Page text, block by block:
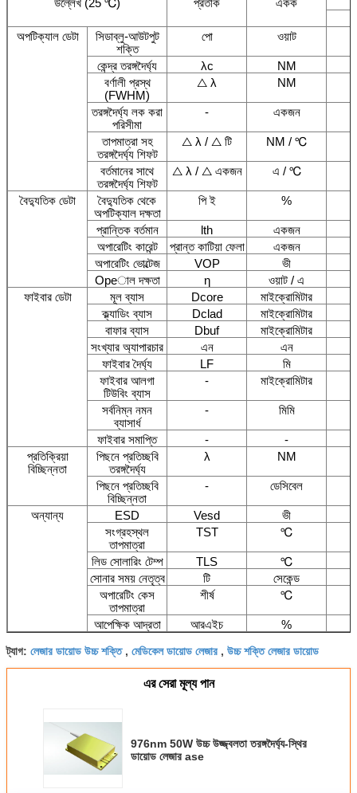
অপটিক্যাল ডেটা
সিডাব্লু-আউটপুট
শক্তি
পো ওয়াট
কেন্দ্র তরঙ্গদৈর্ঘ্য λc
NM
বর্ণালী প্রস্থ
(FWHM)
△ λ NM
তরঙ্গদৈর্ঘ্য লক করা
পরিসীমা
- একজন
তাপমাত্রা সহ
তরঙ্গদৈর্ঘ্য শিফট
△ λ / △ টি NM / ℃
বর্তমানের সাথে
তরঙ্গদৈর্ঘ্য শিফট
△ λ / △ একজন এ / ℃
বৈদ্যুতিক ডেটা
বৈদ্যুতিক থেকে
অপটিক্যাল দক্ষতা
পি ই %
প্রান্তিক বর্তমান lth
একজন
অপারেটিং কারেন্ট
প্রান্ত কাটিয়া ফেলা
একজন
অপারেটিং ভোল্টেজ
VOP
ভী
Opeাল দক্ষতা
η
ওয়াট / এ
ফাইবার ডেটা
মূল ব্যাস Dcore
মাইক্রোমিটার
ক্ল্যাডিং ব্যাস
Dclad
মাইক্রোমিটার
বাফার ব্যাস
Dbuf
মাইক্রোমিটার
সংখ্যার অ্যাপারচার
এন
এন
ফাইবার দৈর্ঘ্য
LF
মি
ফাইবার আলগা
টিউবিং ব্যাস
- মাইক্রোমিটার
সর্বনিম্ন নমন
ব্যাসার্ধ
- মিমি
ফাইবার সমাপ্তি -
-
প্রতিক্রিয়া
বিচ্ছিন্নতা
পিছনে প্রতিচ্ছবি
তরঙ্গদৈর্ঘ্য
λ NM
পিছনে প্রতিচ্ছবি
বিচ্ছিন্নতা
- ডেসিবেল
অন্যান্য ESD Vesd
ভী
সংগ্রহস্থল
তাপমাত্রা
TST ℃
লিড সোলারিং টেম্প TLS
℃
সোনার সময় নেতৃত্ব
টি
সেকেন্ড
অপারেটিং কেস
তাপমাত্রা
শীর্ষ ℃
আপেক্ষিক আদ্রতা আরএইচ %
ট্যাগ: লেজার ডায়োড উচ্চ শক্তি, মেডিকেল ডায়োড লেজার , উচ্চ শক্তি লেজার ডায়োড
এর সেরা মূল্য পান
976nm 50W উচ্চ উজ্জ্বলতা তরঙ্গদৈর্ঘ্য-স্থির
ডায়োড লেজার ase